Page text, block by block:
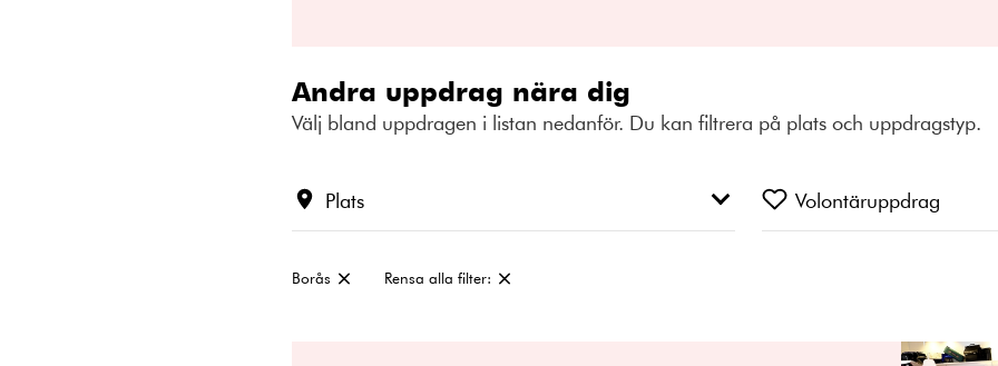
Andra uppdrag nära dig
Välj bland uppdragen i listan nedanför. Du kan filtrera på plats och uppdragstyp.
Plats Volontäruppdrag
Ta
Borås Rensa alla filter: